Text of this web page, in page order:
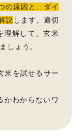
の原因と、ダイ
説 します。適切
理解して、玄米
しょう。
米を試せるサー
かわからないワ